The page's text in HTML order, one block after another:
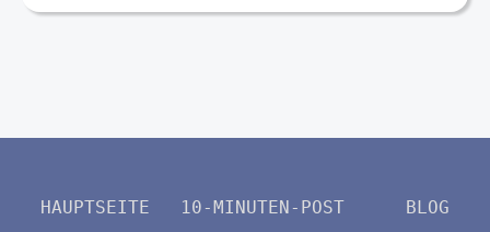
HAUPTSEITE 10-MINUTEN-POST BLOG